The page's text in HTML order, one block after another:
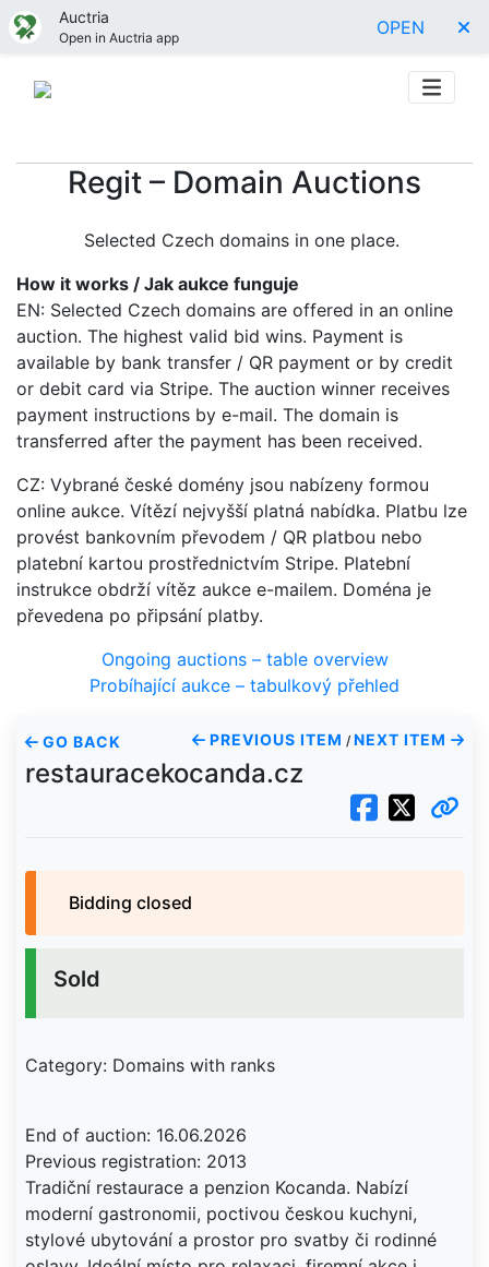
Auctria
Open in Auctria app OPEN
Regit – Domain Auctions
Selected Czech domains in one place.
How it works / Jak aukce funguje
EN: Selected Czech domains are offered in an online
auction. The highest valid bid wins. Payment is
available by bank transfer / QR payment or by credit
or debit card via Stripe. The auction winner receives
payment instructions by e-mail. The domain is
transferred after the payment has been received.
CZ: Vybrané české domény jsou nabízeny formou
online aukce. Vítězí nejvyšší platná nabídka. Platbu lze
provést bankovním převodem / QR platbou nebo
platební kartou prostřednictvím Stripe. Platební
instrukce obdrží vítěz aukce e-mailem. Doména je
převedena po připsání platby.
Ongoing auctions – table overview
Probíhající aukce – tabulkový přehled
GO BACK PREVIOUS ITEM / NEXT ITEM
restauracekocanda.cz
Bidding closed
Sold
Category: Domains with ranks
End of auction: 16.06.2026
Previous registration: 2013
Tradiční restaurace a penzion Kocanda. Nabízí
moderní gastronomii, poctivou českou kuchyni,
stylové ubytování a prostor pro svatby či rodinné